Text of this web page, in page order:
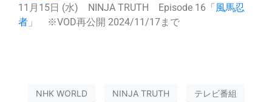
11月15日 (水) NINJA TRUTH Episode 16「 風馬忍
者 」 ※VOD再公開 2024/11/17まで
NHK WORLD NINJA TRUTH テレビ番組